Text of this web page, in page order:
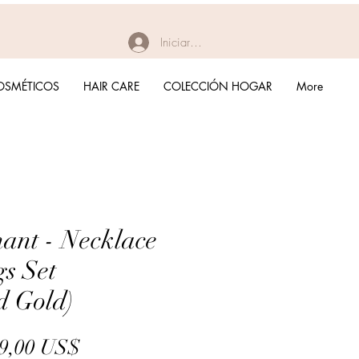
Iniciar sesión
- Necklace
Set
Gold)
US$Precio
HAIR CARE COLECCIÓN HOGAR More